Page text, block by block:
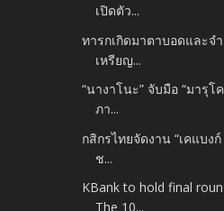
เปิดตัว...
ทารกเกิดมาตาบอดและจ
เหรียญ...
“นางาโนะ” จับมือ “มารุโ
ภา...
กสิกรไทยจัดงาน “เคแบง
ช...
KBank to hold final
The 10...